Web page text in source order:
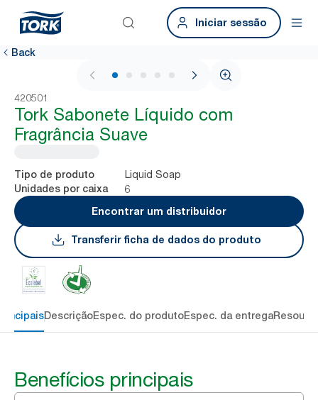
Iniciar sessão
Back
1 / 6
420501
Tork Sabonete Líquido com
Fragrância Suave
Tipo de produto Liquid Soap
Unidades por caixa
6
Encontrar um distribuidor
Transferir ficha de dados do produto
DescriçãoEspec. do produtoEspec. da entrega
Benefícios principais